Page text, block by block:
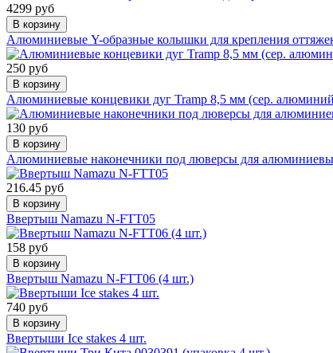
4299 руб
В корзину
Алюминиевые Y-образные колышки для крепления
250 руб
В корзину
Алюминиевые концевики дуг Tramp 8,5 мм (сер.
130 руб
В корзину
Алюминиевые наконечники под люверсы для
216.45 руб
В корзину
Ввертыш Namazu N-FTT05
158 руб
В корзину
Ввертыш Namazu N-FTT06 (4 шт.)
740 руб
В корзину
Ввертыши Ice stakes 4 шт.